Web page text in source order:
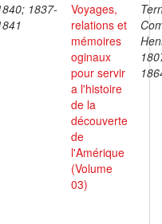
1837-
Voyages,
relations et
mémoires
oginaux
pour servir
a l'histoire
de la
découverte
de
l'Amérique
(Volume
03)